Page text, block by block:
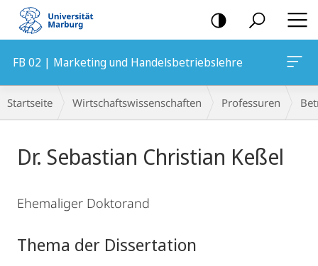
Mobile-
Navigation
FB 02 | Marketing und Handelsbetriebslehre
Breadcrumb-
Navigation
Startseite Wirtschaftswissenschaften Professuren
Dr. Sebastian Christian Keßel
Ehemaliger Doktorand
Thema der Dissertation